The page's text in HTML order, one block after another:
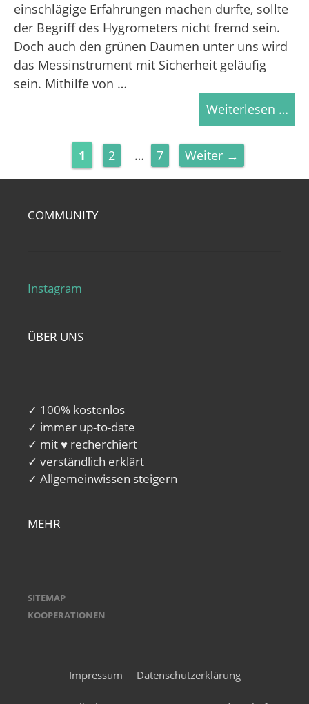
einschlägige Erfahrungen machen durfte, sollte
der Begriff des Hygrometers nicht fremd sein.
Doch auch den grünen Daumen unter uns wird
das Messinstrument mit Sicherheit geläufig
sein. Mithilfe von …
Weiterlesen …
Seite
1 Seite
2 … Seite
7 Weiter →
COMMUNITY
Instagram
ÜBER UNS
✓ 100% kostenlos
✓ immer up-to-date
✓ mit ♥ recherchiert
✓ verständlich erklärt
✓ Allgemeinwissen steigern
MEHR
SITEMAP
KOOPERATIONEN
Impressum Datenschutzerklärung